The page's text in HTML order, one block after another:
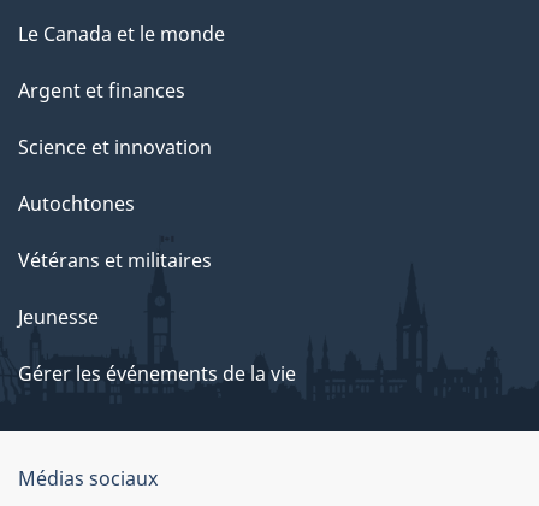
Le Canada et le monde
Argent et finances
Science et innovation
Autochtones
Vétérans et militaires
Jeunesse
Gérer les événements de la vie
Organisation
Médias sociaux